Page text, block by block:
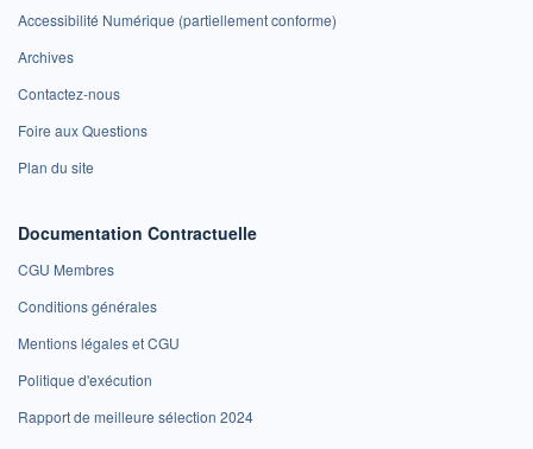
Accessibilité Numérique (partiellement conforme)
Archives
Contactez-nous
Foire aux Questions
Plan du site
Documentation Contractuelle
CGU Membres
Conditions générales
Mentions légales et CGU
Politique d'exécution
Rapport de meilleure sélection 2024